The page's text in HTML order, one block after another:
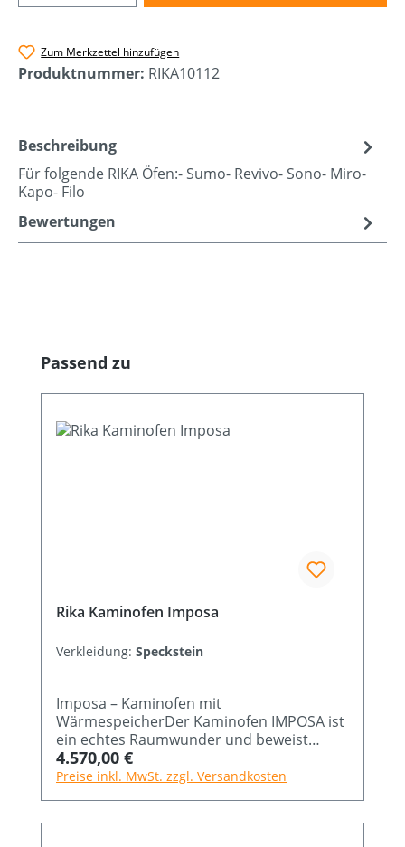
Zum Merkzettel hinzufügen
Produktnummer: RIKA10112
Beschreibung
Für folgende RIKA Öfen:- Sumo- Revivo- Sono- Miro-
Kapo- Filo
Bewertungen
Produktgalerie überspringen
Passend zu
Rika Kaminofen Imposa
Verkleidung: Speckstein
Imposa – Kaminofen mit
WärmespeicherDer Kaminofen IMPOSA ist
ein echtes Raumwunder und beweist
einmal mehr, dass wahre Größe nichts mit
den Ausmaßen zu tun hat. Wie kein
eindrucksvollen Innenraum mit extrem
Regulärer Preis:
4.570,00 €
Preise inkl. MwSt. zzgl. Versandkosten